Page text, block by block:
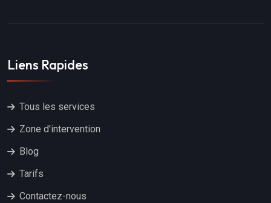
Liens Rapides
Tous les services
Zone d'intervention
Blog
Tarifs
Contactez-nous